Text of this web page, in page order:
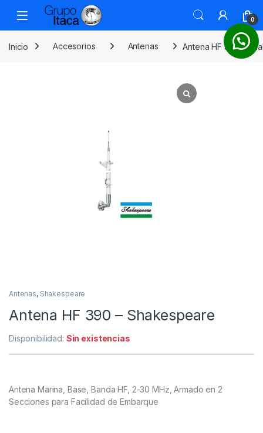
0
Inicio Accesorios Antenas Antena HF 390 –
Antenas, Shakespeare
Antena HF 390 – Shakespeare
Disponibilidad: Sin existencias
Antena Marina, Base, Banda HF, 2-30 MHz, Armado en 2
Secciones para Facilidad de Embarque